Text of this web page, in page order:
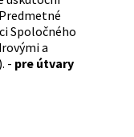
Spoločného
a
- pre útvary